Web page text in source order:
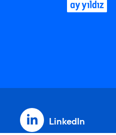
LinkedIn